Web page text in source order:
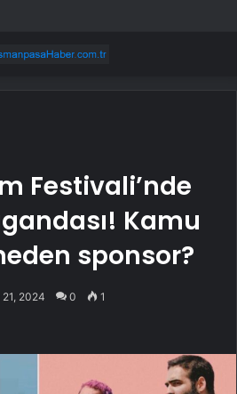
ve kahkaha dolu gece
Festivali’nde
Kamu
sponsor?
21, 2024 0 1